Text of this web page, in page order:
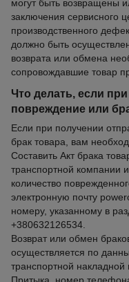
могут быть возвращены
заключения сервисного
производственного
должно быть
возврата или обмена
сопровождавшие товар
Что делать, если
повреждение или
Если при получении
брак товара, вам
Составить Акт брака
транспортной компании
количество
электронную почту
номеру, указанному в
+380632126534.
Возврат или обмен
осуществляется по
транспортной